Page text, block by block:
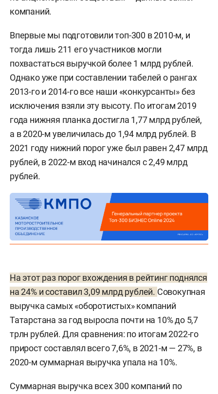
компаний.
Впервые мы подготовили топ-300 в 2010-м, и
тогда лишь 211 его участников могли
похвастаться выручкой более 1 млрд рублей.
Однако уже при составлении табелей о рангах
2013-го и 2014-го все наши «конкурсанты» без
исключения взяли эту высоту. По итогам 2019
года нижняя планка достигла 1,77 млрд рублей,
а в 2020-м увеличилась до 1,94 млрд рублей. В
2021 году нижний порог уже был равен 2,47 млрд
рублей, в 2022-м вход начинался с 2,49 млрд
рублей.
На этот раз порог вхождения в рейтинг поднялся
на 24% и составил 3,09 млрд рублей. Совокупная
выручка самых «оборотистых» компаний
Татарстана за год выросла почти на 10% до 5,7
трлн рублей. Для сравнения: по итогам 2022-го
прирост составлял всего 7,6%, в 2021-м — 27%, в
2020-м суммарная выручка упала на 10%.
Суммарная выручка всех 300 компаний по